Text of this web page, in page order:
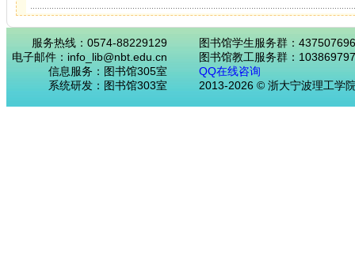
服务热线：0574-88229129
电子邮件：info_lib@nbt.edu.cn
信息服务：图书馆305室
系统研发：图书馆303室
图书馆学生服务群：437507696
图书馆教工服务群：
QQ在线咨询
2013-2026 © 浙大宁波理工学